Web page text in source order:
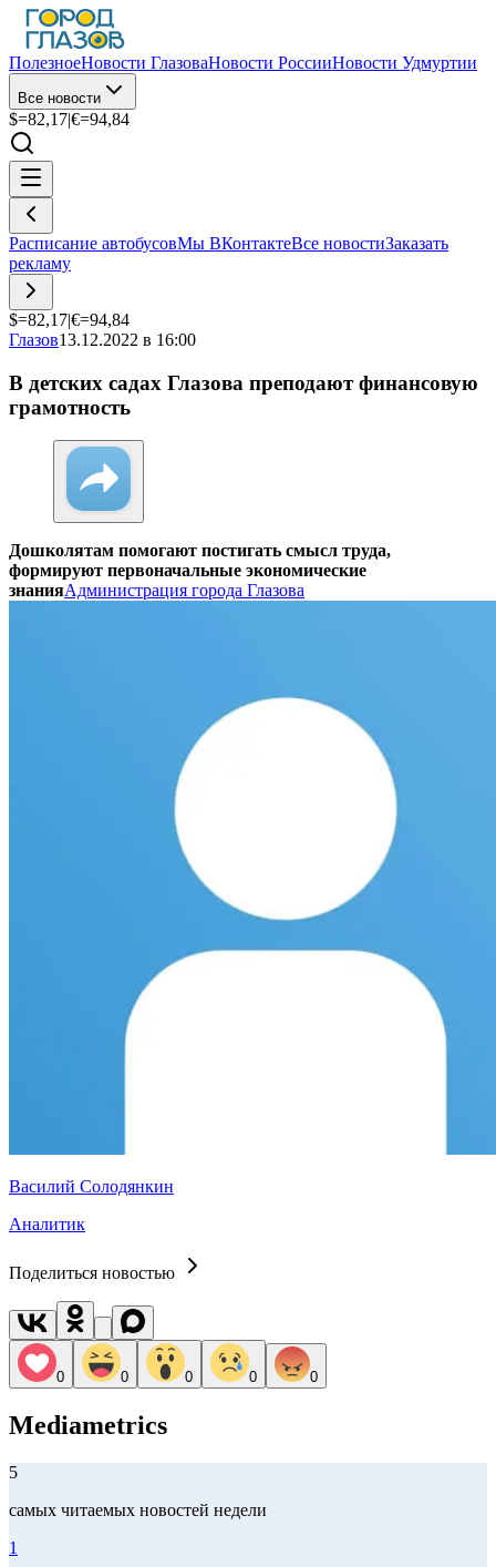
ПолезноеНовости ГлазоваНовости РоссииНовости Удмуртии
Все новости
$=82,17|€=94,84
Расписание автобусовМы ВКонтактеВсе новостиЗаказать
рекламу
$=82,17|€=94,84
Глазов13.12.2022 в 16:00
В детских садах Глазова преподают финансовую
грамотность
Дошколятам помогают постигать смысл труда,
формируют первоначальные экономические
знанияАдминистрация города Глазова
Василий Солодянкин
Аналитик
Поделиться новостью
0 0 0 0 0
Mediametrics
5
самых читаемых новостей недели
1